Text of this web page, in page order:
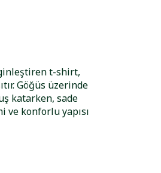
t-shirt,
Göğüs üzerinde
katarken, sade
ve konforlu yapısı